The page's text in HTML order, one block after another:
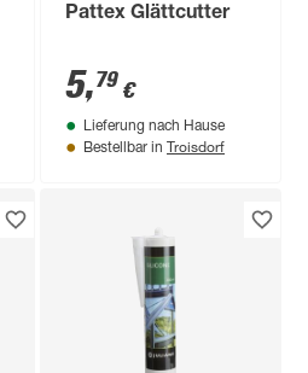
Pattex Glättcutter
5,79 €
Lieferung nach Hause
Bestellbar in Troisdorf